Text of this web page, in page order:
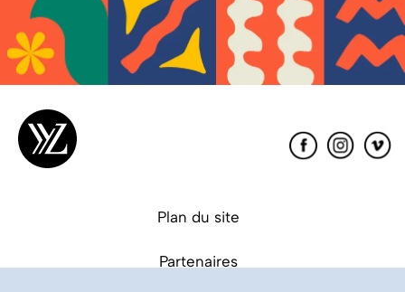
Éditions
XYZ
Plan du site
Partenaires